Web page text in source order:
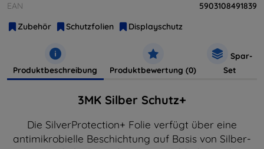
EAN
5903108491839
Zubehör
Schutzfolien Displayschutz
Produktbeschreibung Produktbewertung (0)
Spar-
Set
3MK Silber Schutz+
Die SilverProtection+ Folie verfügt über eine
antimikrobielle Beschichtung auf Basis von Silber-